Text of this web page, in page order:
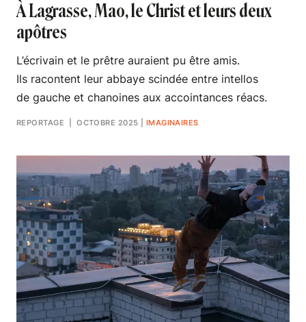
À Lagrasse, Mao, le Christ et leurs deux
apôtres
L’écrivain et le prêtre auraient pu être amis.
Ils racontent leur abbaye scindée entre intellos
de gauche et chanoines aux accointances réacs.
REPORTAGE | OCTOBRE 2025 IMAGINAIRES